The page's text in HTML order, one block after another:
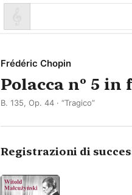
Frédéric Chopin
Polacca nº 5 in
B. 135, Op. 44 · “Tragico”
Registrazioni di